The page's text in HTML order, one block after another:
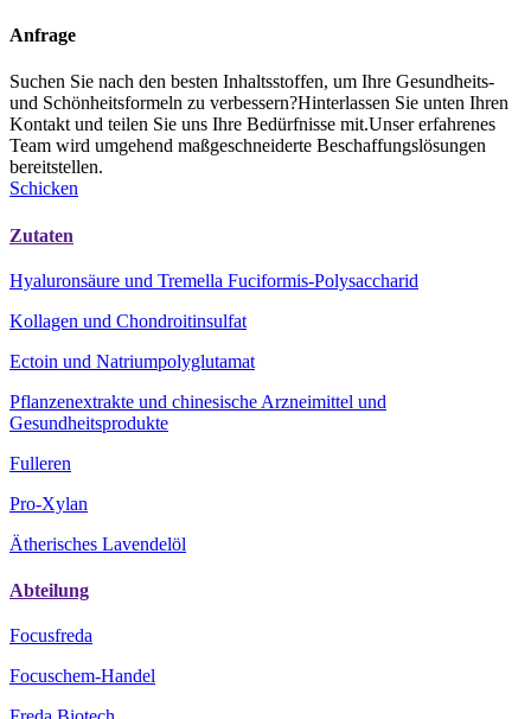
Anfrage
Suchen Sie nach den besten Inhaltsstoffen, um Ihre Gesundheits-
und Schönheitsformeln zu verbessern?Hinterlassen Sie unten Ihren
Kontakt und teilen Sie uns Ihre Bedürfnisse mit.Unser erfahrenes
Team wird umgehend maßgeschneiderte Beschaffungslösungen
bereitstellen.
Schicken
Zutaten
Hyaluronsäure und Tremella Fuciformis-Polysaccharid
Kollagen und Chondroitinsulfat
Ectoin und Natriumpolyglutamat
Pflanzenextrakte und chinesische Arzneimittel und
Gesundheitsprodukte
Fulleren
Pro-Xylan
Ätherisches Lavendelöl
Abteilung
Focusfreda
Focuschem-Handel